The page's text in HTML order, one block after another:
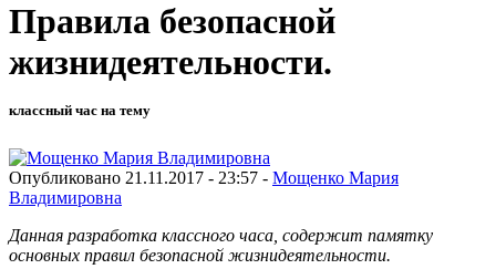
Правила безопасной
жизнидеятельности.
классный час на тему
Опубликовано 21.11.2017 - 23:57 - Мощенко Мария
Владимировна
Данная разработка классного часа, содержит памятку
основных правил безопасной жизнидеятельности.